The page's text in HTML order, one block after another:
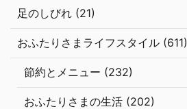
足のしびれ (21)
おふたりさまライフスタイル (611)
節約とメニュー (232)
おふたりさまの生活 (202)